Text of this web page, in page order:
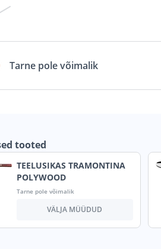
Tarne pole võimalik
tooted
TEELUSIKAS TRAMONTINA
POLYWOOD
Tarne pole võimalik
VÄLJA MÜÜDUD